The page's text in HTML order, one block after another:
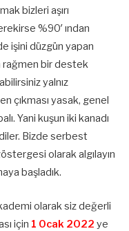
bizleri aşırı
%90′ ından
işini düzgün yapan
rağmen bir destek
yalnız
çıkması yasak, genel
Yani kuşun iki kanadı
Bizde serbest
olarak algılayın
başladık.
olarak siz değerli
için 1 Ocak 2022 ye